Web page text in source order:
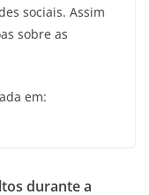
sociais. Assim
sobre as
em:
durante a